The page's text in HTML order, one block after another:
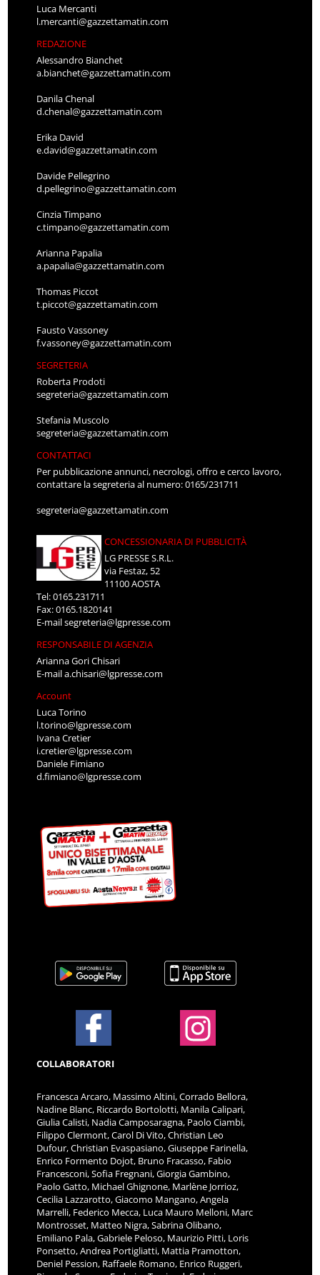
Luca Mercanti
l.mercanti@gazzettamatin.com
REDAZIONE
Alessandro Bianchet
a.bianchet@gazzettamatin.com
Danila Chenal
d.chenal@gazzettamatin.com
Erika David
e.david@gazzettamatin.com
Davide Pellegrino
d.pellegrino@gazzettamatin.com
Cinzia Timpano
c.timpano@gazzettamatin.com
Arianna Papalia
a.papalia@gazzettamatin.com
Thomas Piccot
t.piccot@gazzettamatin.com
Fausto Vassoney
f.vassoney@gazzettamatin.com
SEGRETERIA
Roberta Prodoti
segreteria@gazzettamatin.com
Stefania Muscolo
segreteria@gazzettamatin.com
CONTATTACI
Per pubblicazione annunci, necrologi, offro e cerco lavoro,
contattare la segreteria al numero: 0165/231711
segreteria@gazzettamatin.com
CONCESSIONARIA DI PUBBLICITÀ
LG PRESSE S.R.L.
via Festaz, 52
11100 AOSTA
Tel: 0165.231711
Fax: 0165.1820141
E-mailsegreteria@lgpresse.com
RESPONSABILE DI AGENZIA
Arianna Gori Chisari
E-maila.chisari@lgpresse.com
Account
Luca Torino
l.torino@lgpresse.com
Ivana Cretier
i.cretier@lgpresse.com
Daniele Fimiano
d.fimiano@lgpresse.com
COLLABORATORI
Francesca Arcaro, Massimo Altini, Corrado Bellora,
Nadine Blanc, Riccardo Bortolotti, Manila Calipari,
Giulia Calisti, Nadia Camposaragna, Paolo Ciambi,
Filippo Clermont, Carol Di Vito, Christian Leo
Dufour, Christian Evaspasiano, Giuseppe Farinella,
Enrico Formento Dojot, Bruno Fracasso, Fabio
Francesconi, Sofia Fregnani, Giorgia Gambino,
Paolo Gatto, Michael Ghignone, Marlène Jorrioz,
Cecilia Lazzarotto, Giacomo Mangano, Angela
Marrelli, Federico Mecca, Luca Mauro Melloni, Marc
Montrosset, Matteo Nigra, Sabrina Olibano,
Emiliano Pala, Gabriele Peloso, Maurizio Pitti, Loris
Ponsetto, Andrea Portigliatti, Mattia Pramotton,
Deniel Pession, Raffaele Romano, Enrico Ruggeri,